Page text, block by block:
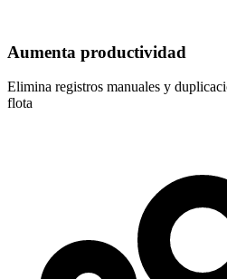
Aumenta productividad
Elimina registros manuales y
flota